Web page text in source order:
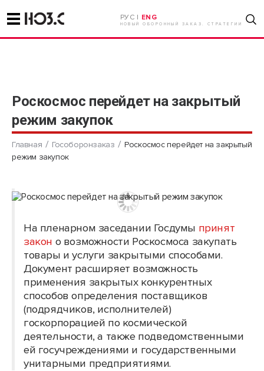
РУС | ENG
НОВЫЙ ОБОРОННЫЙ ЗАКАЗ. СТРАТЕГИИ
Роскосмос перейдет на закрытый
режим закупок
Главная Гособоронзаказ
Роскосмос перейдет на закрытый
режим закупок
На пленарном заседании Госдумы принят
закон о возможности Роскосмоса закупать
товары и услуги закрытыми способами.
Документ расширяет возможность
применения закрытых конкурентных
способов определения поставщиков
(подрядчиков, исполнителей)
госкорпорацией по космической
деятельности, а также подведомственными
ей госучреждениями и государственными
унитарными предприятиями.